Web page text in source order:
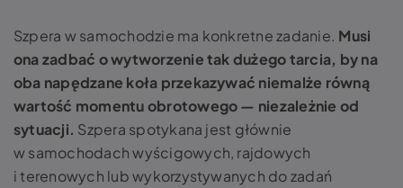
Szpera w samochodzie ma konkretne zadanie. Musi
ona zadbać o wytworzenie tak dużego tarcia, by na
oba napędzane koła przekazywać niemalże równą
wartość momentu obrotowego — niezależnie od
sytuacji. Szpera spotykana jest głównie
w samochodach wyścigowych, rajdowych
i terenowych lub wykorzystywanych do zadań